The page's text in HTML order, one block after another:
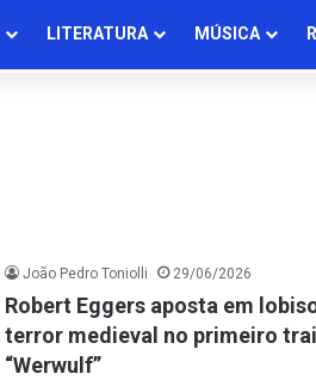
LITERATURA MÚSICA
João Pedro Toniolli 29/06/2026
Robert Eggers aposta em
terror medieval no primeiro
“Werwulf”